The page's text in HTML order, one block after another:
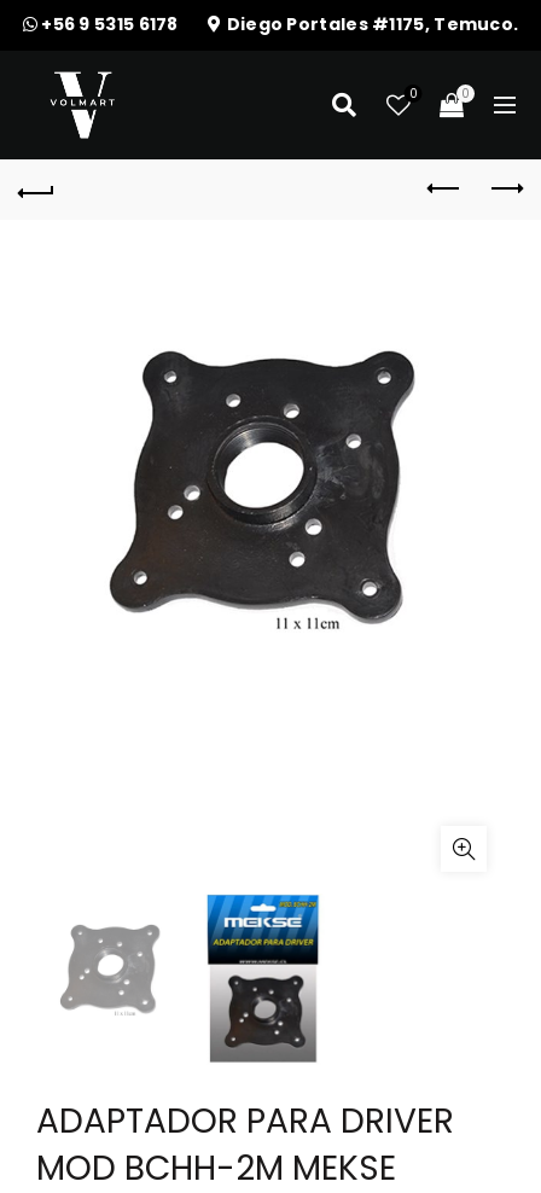
+56 9 5315 6178 Diego Portales #1175, Temuco.
0 0
ADAPTADOR PARA DRIVER
MOD BCHH-2M MEKSE